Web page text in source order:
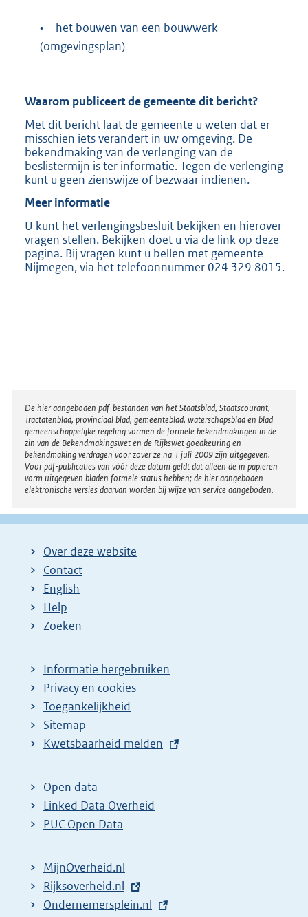
•
het bouwen van een bouwwerk
(omgevingsplan)
Waarom publiceert de gemeente dit bericht?
Met dit bericht laat de gemeente u weten dat er
misschien iets verandert in uw omgeving. De
bekendmaking van de verlenging van de
beslistermijn is ter informatie. Tegen de verlenging
kunt u geen zienswijze of bezwaar indienen.
Meer informatie
U kunt het verlengingsbesluit bekijken en hierover
vragen stellen. Bekijken doet u via de link op deze
pagina. Bij vragen kunt u bellen met gemeente
Nijmegen, via het telefoonnummer 024 329 8015.
Disclaimer
De hier aangeboden pdf-bestanden van het Staatsblad, Staatscourant,
Tractatenblad, provinciaal blad, gemeenteblad, waterschapsblad en blad
gemeenschappelijke regeling vormen de formele bekendmakingen in de
zin van de Bekendmakingswet en de Rijkswet goedkeuring en
bekendmaking verdragen voor zover ze na 1 juli 2009 zijn uitgegeven.
Voor pdf-publicaties van vóór deze datum geldt dat alleen de in papieren
vorm uitgegeven bladen formele status hebben; de hier aangeboden
elektronische versies daarvan worden bij wijze van service aangeboden.
Over deze website
Contact
English
Help
Zoeken
Informatie hergebruiken
Privacy en cookies
Toegankelijkheid
Sitemap
E
t
e
r
l
i
n
Kwetsbaarheid melden
Open data
Linked Data Overheid
PUC Open Data
MijnOverheid.nl
E
x
Rijksoverheid.nl
E
Ondernemersplein.nl